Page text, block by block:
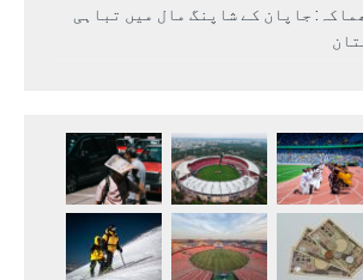
جاپان کے شاپنگ مال میں تباہی